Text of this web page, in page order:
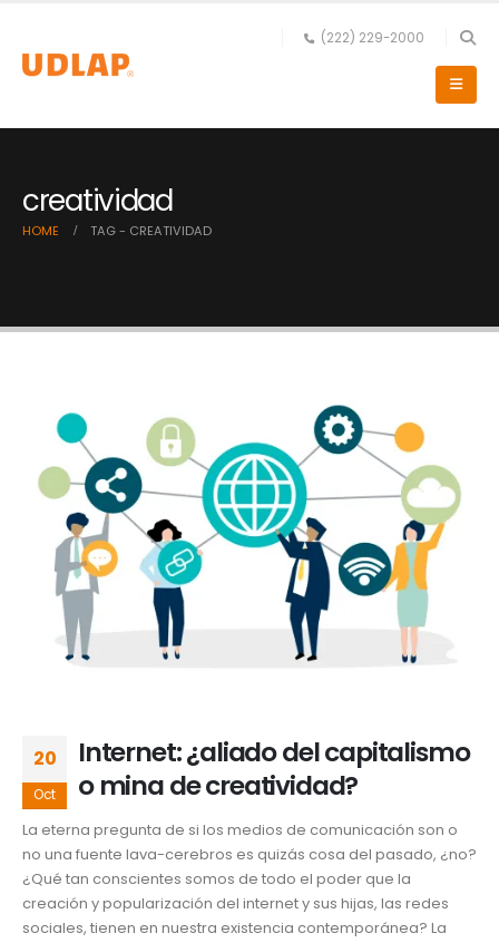
(222) 229-2000
creatividad
HOME TAG - CREATIVIDAD
20
Oct
Internet: ¿aliado del capitalismo
o mina de creatividad?
La eterna pregunta de si los medios de comunicación son o
no una fuente lava-cerebros es quizás cosa del pasado, ¿no?
¿Qué tan conscientes somos de todo el poder que la
creación y popularización del internet y sus hijas, las redes
sociales, tienen en nuestra existencia contemporánea? La